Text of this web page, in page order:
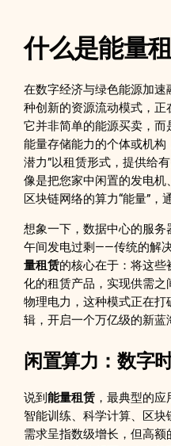
什么是能量
在数字经济与绿色能源加速
种创新的资源流动模式，正
它并非简单的能源买卖，
能量存储能力的个体或机构
潜力”以租赁形式，提供给
像是把您家中闲置的发电
区块链网络的算力“能量”，
想象一下，数据中心的服
午间发电过剩——传统的解
量租赁的核心在于：将这些
化的租赁产品，实现供需之
物理电力，这种模式正在
辑，开启一个万亿级的新蓝
闲置算力：数字
说到能量租赁 ，最典型的
智能训练、科学计算、区
需求呈指数级增长，但高